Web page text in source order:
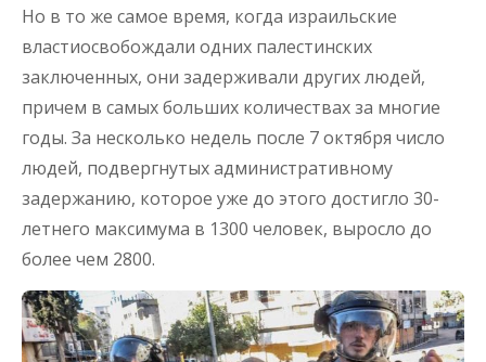
Но в то же самое время, когда израильские
властиосвобождали одних палестинских
заключенных, они задерживали других людей,
причем в самых больших количествах за многие
годы. За несколько недель после 7 октября число
людей, подвергнутых административному
задержанию, которое уже до этого достигло 30-
летнего максимума в 1300 человек, выросло до
более чем 2800.